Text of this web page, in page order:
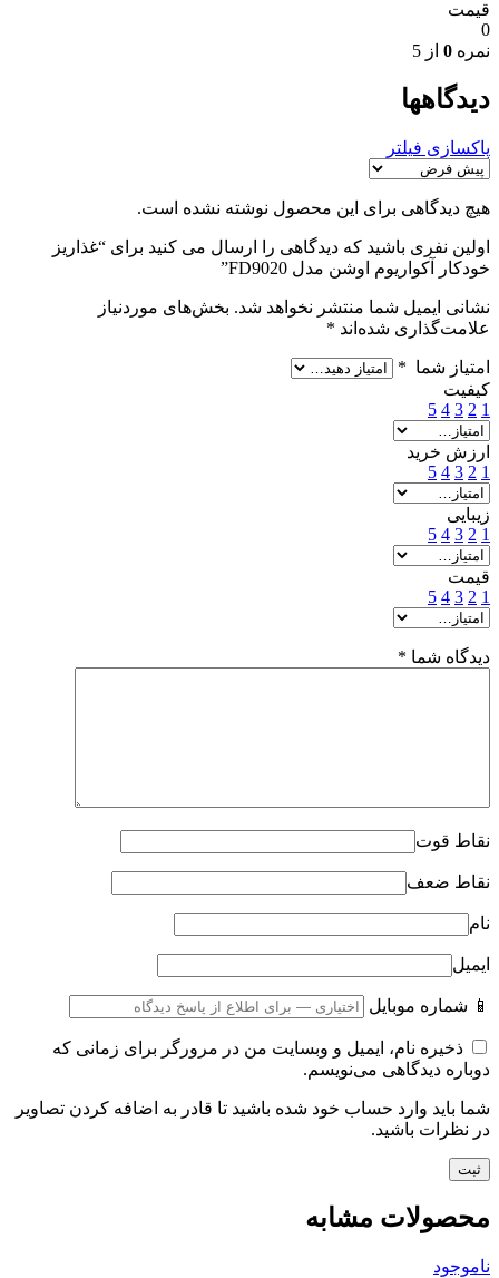
قیمت
0
نمره 0 از 5
دیدگاهها
پاکسازی فیلتر
هیچ دیدگاهی برای این محصول نوشته نشده است.
اولین نفری باشید که دیدگاهی را ارسال می کنید برای “غذاریز
خودکار آکواریوم اوشن مدل FD9020”
نشانی ایمیل شما منتشر نخواهد شد. بخش‌های موردنیاز
علامت‌گذاری شده‌اند *
امتیاز شما *
کیفیت
1
2
3
4
5
ارزش خرید
1
2
3
4
5
زیبایی
1
2
3
4
5
قیمت
1
2
3
4
5
دیدگاه شما *
نقاط قوت
نقاط ضعف
نام
ایمیل
📱 شماره موبایل
ذخیره نام، ایمیل و وبسایت من در مرورگر برای زمانی که
دوباره دیدگاهی می‌نویسم.
شما باید وارد حساب خود شده باشید تا قادر به اضافه کردن تصاویر
در نظرات باشید.
محصولات مشابه
ناموجود